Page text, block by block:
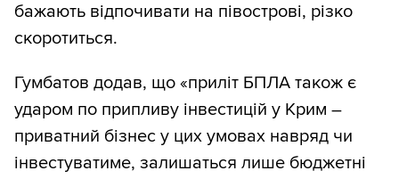
бажають відпочивати на півострові, різко
скоротиться.
Гумбатов додав, що «приліт БПЛА також є
ударом по припливу інвестицій у Крим –
приватний бізнес у цих умовах навряд чи
інвестуватиме, залишаться лише бюджетні